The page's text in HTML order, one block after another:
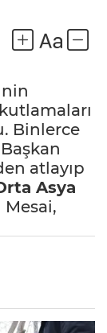
Binlerce
atlayıp
Asya